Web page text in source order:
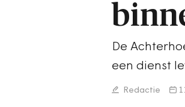
De
een dienst
Redactie